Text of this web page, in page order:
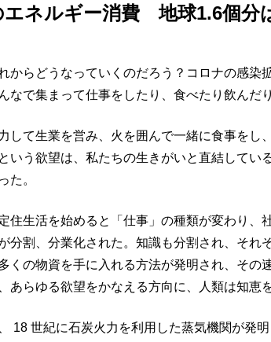
エネルギー消費 地球1.6個分
からどうなっていくのだろう？コロナの感染
なで集まって仕事をしたり、食べたり飲んだ
して生業を営み、火を囲んで一緒に食事を
いう欲望は、私たちの生きがいと直結して
た。
住生活を始めると「仕事」の種類が変わり
分割、分業化された。知識も分割され、そ
くの物資を手に入れる方法が発明され、その
あらゆる欲望をかなえる方向に、人類は知恵
18 世紀に石炭火力を利用した蒸気機関が発